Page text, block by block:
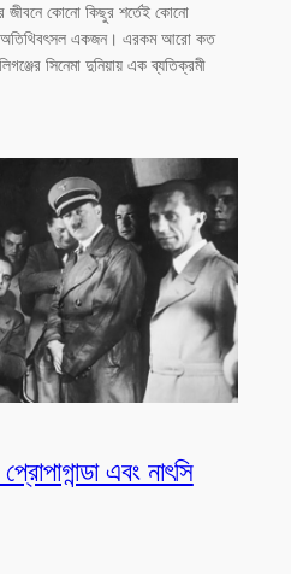
জীবনে কোনো কিছুর শর্তেই কোনো
অতিথিবৎসল একজন। এরকম আরো কত
সিনেমা দুনিয়ায় এক ব্যতিক্রমী
এবং নাৎসি